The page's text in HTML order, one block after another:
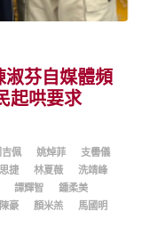
芬自媒體頻
起哄要求
佩 姚焯菲
支嚳儀
捷 林夏薇
洗靖峰
譚輝智
鍾柔美
陳豪 顏米羔
馬國明